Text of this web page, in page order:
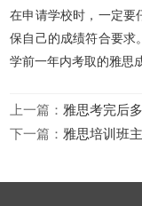
在申请学校时，一定要
保自己的成绩符合要求
学前一年内考取的雅思
上一篇： 雅思考完后
下一篇： 雅思培训班